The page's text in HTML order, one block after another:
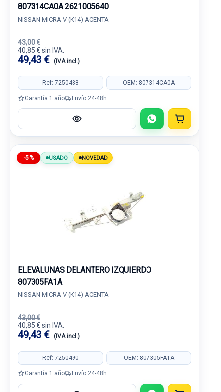
807314CA0A 2621005640
NISSAN MICRA V (K14) ACENTA
43,00 €
40,85 € sin IVA.
49,43 € (IVA incl.)
Ref: 7250488 OEM: 807314CA0A
Garantía 1 año Envío 24-48h
-5% USADO NOVEDAD
ELEVALUNAS DELANTERO IZQUIERDO
807305FA1A
NISSAN MICRA V (K14) ACENTA
43,00 €
40,85 € sin IVA.
49,43 € (IVA incl.)
Ref: 7250490 OEM: 807305FA1A
Garantía 1 año Envío 24-48h